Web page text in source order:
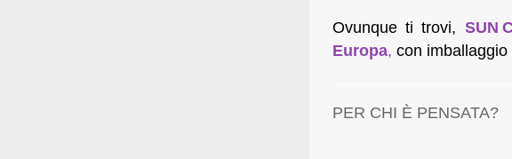
Ovunque ti trovi, SUN
Europa, con
PER CHI È PENSATA?